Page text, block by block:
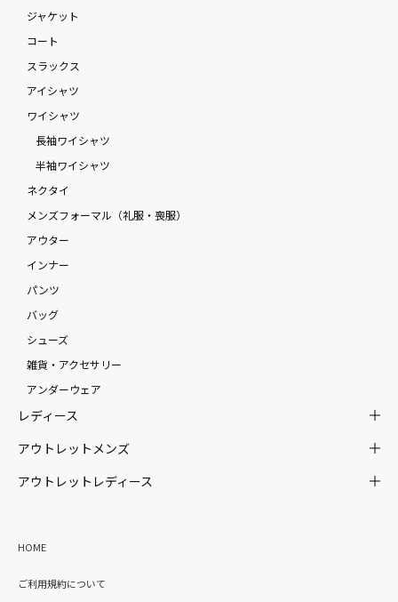
ジャケット
コート
スラックス
アイシャツ
ワイシャツ
長袖ワイシャツ
半袖ワイシャツ
ネクタイ
メンズフォーマル（礼服・喪服）
アウター
インナー
パンツ
バッグ
シューズ
雑貨・アクセサリー
アンダーウェア
レディース
アウトレットメンズ
アウトレットレディース
HOME
ご利用規約について